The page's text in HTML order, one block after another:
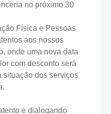
no próximo 30
Física e Pessoas
aos nossos
onde uma nova data
com desconto será
situação dos serviços
e dialogando